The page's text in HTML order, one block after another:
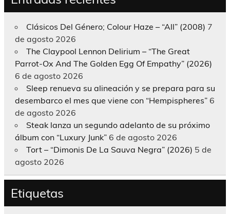
Clásicos Del Género; Colour Haze – “All” (2008) 7
de agosto 2026
The Claypool Lennon Delirium – “The Great
Parrot-Ox And The Golden Egg Of Empathy” (2026)
6 de agosto 2026
Sleep renueva su alineación y se prepara para su
desembarco el mes que viene con “Hempispheres” 6
de agosto 2026
Steak lanza un segundo adelanto de su próximo
álbum con “Luxury Junk” 6 de agosto 2026
Tort – “Dimonis De La Sauva Negra” (2026) 5 de
agosto 2026
Etiquetas